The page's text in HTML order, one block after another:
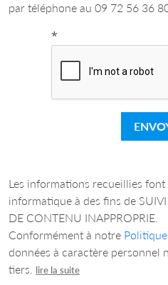
par téléphone au 09 72 56 36
*
Les informations recueillies font
informatique à des fins de
DE CONTENU INAPPROPRIE.
Conformément à notre
données à caractère personnel
tiers.
lire la suite